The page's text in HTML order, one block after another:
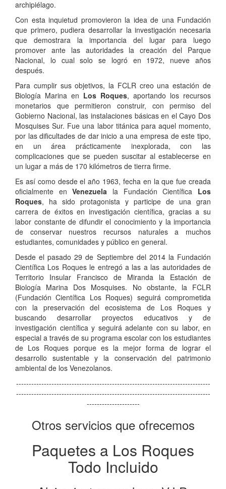
archipiélago.
Con esta inquietud promovieron la idea de una Fundación
que primero, pudiera desarrollar la investigación necesaria
que demostrara la importancia del lugar para luego
promover ante las autoridades la creación del Parque
Nacional, lo cual solo se logró en 1972, nueve años
después.
Para cumplir sus objetivos, la FCLR creo una estación de
Biología Marina en Los Roques, aportando los recursos
monetarios que permitieron construir, con permiso del
Gobierno Nacional, las instalaciones básicas en el Cayo Dos
Mosquises Sur. Fue una labor titánica para aquel momento,
por las dificultades de dar inicio a una empresa de este tipo,
en un área prácticamente inexplorada, con las
complicaciones que se pueden suscitar al establecerse en
un lugar a más de 170 kilómetros de tierra firme.
Es así como desde el año 1963, fecha en la que fue creada
oficialmente enVenezuela la Fundación Científica Los
Roques, ha sido protagonista y participe de una gran
carrera de éxitos en investigación científica, gracias a su
labor constante de difundir el conocimiento y la importancia
de conservar nuestros recursos naturales a muchos
estudiantes, comunidades y público en general.
Desde el pasado 29 de Septiembre del 2014 la Fundación
Científica Los Roques le entregó a las a las autoridades de
Territorio Insular Francisco de Miranda la Estación de
Biología Marina Dos Mosquises. No obstante, la FCLR
(Fundación Científica Los Roques) seguirá comprometida
con la preservación del ecosistema de Los Roques y
buscando desarrollar proyectos educativos y de
investigación científica y seguirá adelante con su labor, en
especial a través de su programa escolar con los estudiantes
de Los Roques porque es la mejor forma de lograr el
desarrollo sustentable y la conservación del patrimonio
ambiental de los Venezolanos.
-----------------------------------------------------------------------------
-----------------------------------------------------------------------------
---------------------
Otros servicios que ofrecemos
Paquetes a Los Roques
Todo Incluido